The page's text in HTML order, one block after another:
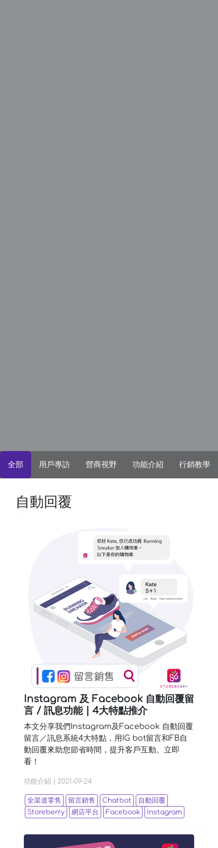
全部 用戶專訪 營商視野 功能介紹 行銷教學
自動回覆
Instagram 及 Facebook 自動回覆留
言 / 訊息功能 | 4大特點推介
本文分享我們Instagram及Facebook 自動回覆
留言／訊息系統4大特點，用IG bot留言和FB自
動回覆來助您節省時間，提升客戶互動。立即
看！
功能介紹 2021-09-24
全渠道零售 留言銷售 Chatbot
自動回覆
Storeberry
網店平台 Facebook Instagram